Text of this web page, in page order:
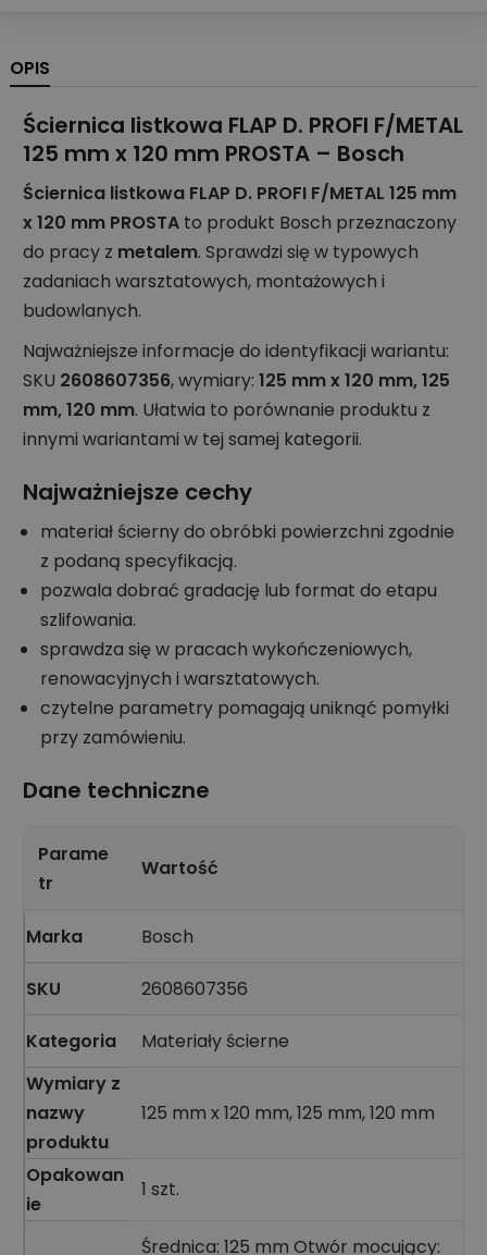
OPIS
Ściernica listkowa FLAP D. PROFI F/METAL
125 mm x 120 mm PROSTA – Bosch
Ściernica listkowa FLAP D. PROFI F/METAL 125 mm
x 120 mm PROSTA to produkt Bosch przeznaczony
do pracy z metalem. Sprawdzi się w typowych
zadaniach warsztatowych, montażowych i
budowlanych.
Najważniejsze informacje do identyfikacji wariantu:
SKU 2608607356, wymiary: 125 mm x 120 mm, 125
mm, 120 mm. Ułatwia to porównanie produktu z
innymi wariantami w tej samej kategorii.
Najważniejsze cechy
materiał ścierny do obróbki powierzchni zgodnie
z podaną specyfikacją.
pozwala dobrać gradację lub format do etapu
szlifowania.
sprawdza się w pracach wykończeniowych,
renowacyjnych i warsztatowych.
czytelne parametry pomagają uniknąć pomyłki
przy zamówieniu.
Dane techniczne
Parame
tr
Wartość
Marka Bosch
SKU 2608607356
Kategoria
Materiały ścierne
Wymiary z
nazwy
produktu
125 mm x 120 mm, 125 mm, 120 mm
Opakowan
ie
1 szt.
Średnica: 125 mm Otwór mocujący: